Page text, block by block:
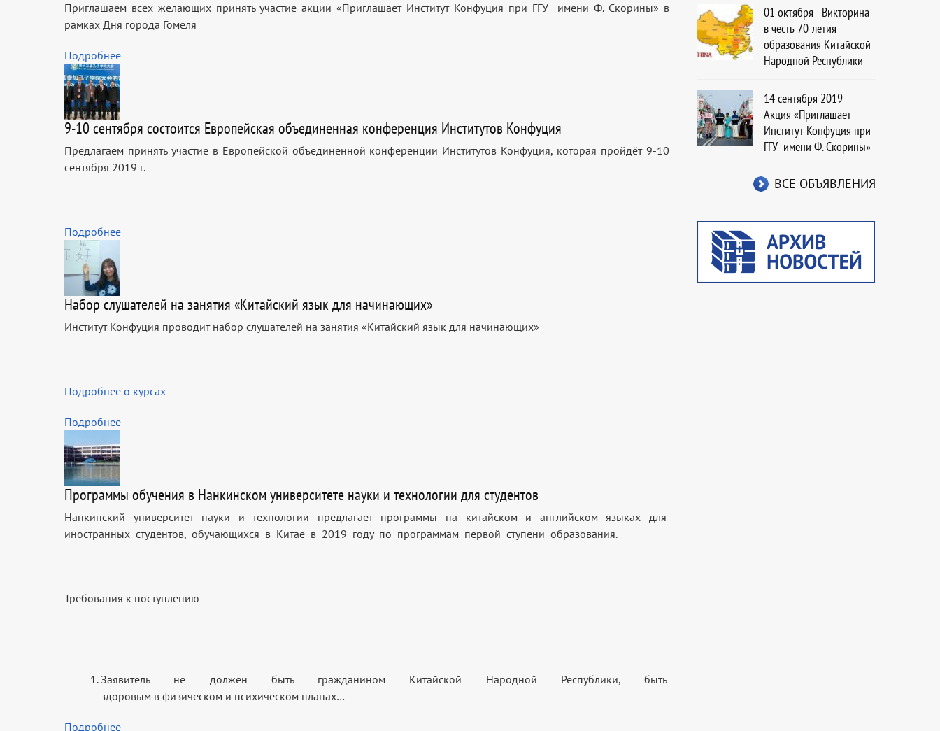
Приглашаем всех желающих принять участие акции «Приглашает Институт Конфуция при ГГУ имени Ф. Скорины» в
рамках Дня города Гомеля
Подробнее
9-10 сентября состоится Европейская объединенная конференция Институтов Конфуция
Предлагаем принять участие в Европейской объединенной конференции Институтов Конфуция, которая пройдёт 9-10
сентября 2019 г.
Подробнее
Набор слушателей на занятия «Китайский язык для начинающих»
Институт Конфуция проводит набор слушателей на занятия «Китайский язык для начинающих»
Подробнее о курсах
Подробнее
Программы обучения в Нанкинском университете науки и технологии для студентов
Нанкинский университет науки и технологии предлагает программы на китайском и английском языках для
иностранных студентов, обучающихся в Китае в 2019 году по программам первой ступени образования.
Требования к поступлению
Заявитель не должен быть гражданином Китайской Народной Республики, быть
здоровым в физическом и психическом планах…
Подробнее
01 октября - Викторина
в честь 70-летия
образования Китайской
Народной Республики
14 сентября 2019 -
Акция «Приглашает
Институт Конфуция при
ГГУ имени Ф. Скорины»
ВСЕ ОБЪЯВЛЕНИЯ